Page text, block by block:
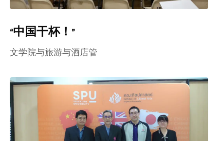
“中国干杯！”
文学院与旅游与酒店管